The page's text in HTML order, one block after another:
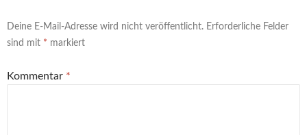
Deine E-Mail-Adresse wird nicht veröffentlicht. Erforderliche Felder
sind mit * markiert
Kommentar *